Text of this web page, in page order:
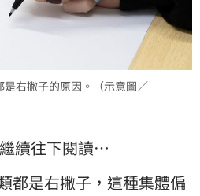
右撇子的原因。（示意圖／
續往下閱讀…
都是右撇子，這種集體偏